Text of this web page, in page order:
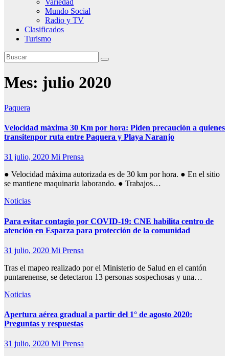
Variedad
Mundo Social
Radio y TV
Clasificados
Turismo
Mes: julio 2020
Paquera
Velocidad máxima 30 Km por hora: Piden precaución a quienes
transitenpor ruta entre Paquera y Playa Naranjo
31 julio, 2020 Mi Prensa
● Velocidad máxima autorizada es de 30 km por hora. ● En el sitio
se mantiene maquinaria laborando. ● Trabajos…
Noticias
Para evitar contagio por COVID-19: CNE habilita centro de
atención en Esparza para protección de la comunidad
31 julio, 2020 Mi Prensa
Tras el mapeo realizado por el Ministerio de Salud en el cantón
puntarenense, se detectaron 13 personas sospechosas y una…
Noticias
Apertura aérea gradual a partir del 1° de agosto 2020:
Preguntas y respuestas
31 julio, 2020 Mi Prensa